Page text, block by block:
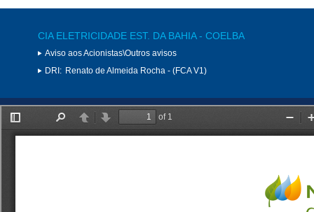
CIA ELETRICIDADE EST. DA BAHIA - COELBA
Aviso aos Acionistas\Outros avisos
DRI: Renato de Almeida Rocha - (FCA V1)